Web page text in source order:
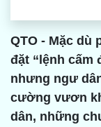
QTO - Mặc dù
đặt “lệnh cấm
nhưng ngư
cường vươn
dân, những